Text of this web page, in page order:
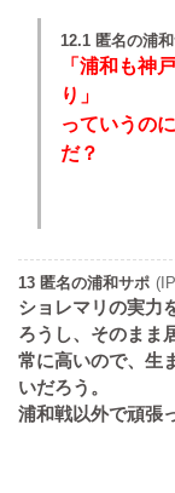
12.1 匿名の浦
「浦和も神
り」
っていうの
だ？
13 匿名の浦和サポ
ショレマリの実力
ろうし、そのまま
常に高いので、生
いだろう。
浦和戦以外で頑張